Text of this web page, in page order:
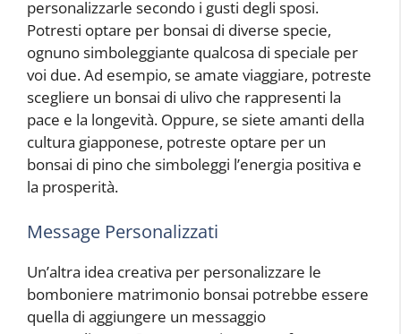
personalizzarle secondo i gusti degli sposi.
Potresti optare per bonsai di diverse specie,
ognuno simboleggiante qualcosa di speciale per
voi due. Ad esempio, se amate viaggiare, potreste
scegliere un bonsai di ulivo che rappresenti la
pace e la longevità. Oppure, se siete amanti della
cultura giapponese, potreste optare per un
bonsai di pino che simboleggi l’energia positiva e
la prosperità.
Message Personalizzati
Un’altra idea creativa per personalizzare le
bomboniere matrimonio bonsai potrebbe essere
quella di aggiungere un messaggio